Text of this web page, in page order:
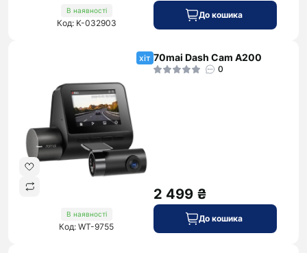
В наявності
Код: K-032903
До кошика
хіт
В наявності
Код: WT-9755
70mai Dash Cam A200
0
2 499 ₴
До кошика